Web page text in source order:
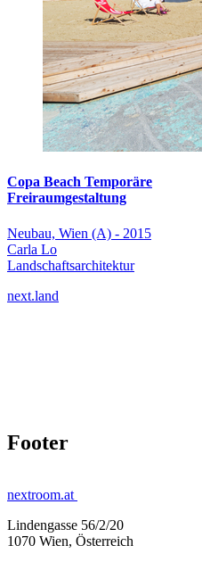
Copa Beach Temporäre
Freiraumgestaltung
Neubau, Wien (A) - 2015
Carla Lo
Landschaftsarchitektur
next.land
Footer
nextroom.at
Lindengasse 56/2/20
1070 Wien, Österreich